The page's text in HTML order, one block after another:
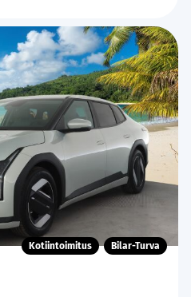
Kotiintoimitus Bilar-Turva